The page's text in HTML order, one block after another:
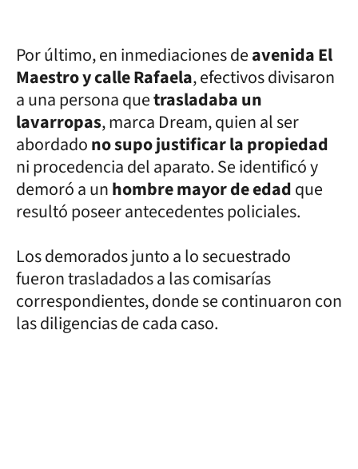
Por último, en inmediaciones deavenida El
Maestro y calle Rafaela, efectivos divisaron
a una persona quetrasladaba un
lavarropas, marca Dream, quien al ser
abordadono supo justificar la propiedad
ni procedencia del aparato. Se identificó y
demoró a unhombre mayor de edadque
resultó poseer antecedentes policiales.
Los demorados junto a lo secuestrado
fueron trasladados a las comisarías
correspondientes, donde se continuaron con
las diligencias de cada caso.